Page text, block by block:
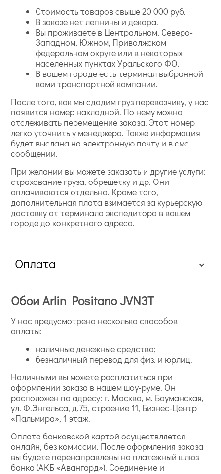
Стоимость товаров свыше 20 000 руб.
В заказе нет лепнины и декора.
Вы проживаете в Центральном, Северо-
Западном, Южном, Приволжском
федеральном округе или в некоторых
населенных пунктах Уральского ФО.
В вашем городе есть терминал выбранной
вами транспортной компании.
После того, как мы сдадим груз перевозчику, у нас
появится номер накладной. По нему можно
отслеживать перемещение заказа. Этот номер
легко уточнить у менеджера. Также информация
будет выслана на электронную почту и в смс
сообщении.
При желании вы можете заказать и другие услуги:
страхование груза, обрешетку и др. Они
оплачиваются отдельно. Кроме того,
дополнительная плата взимается за курьерскую
доставку от терминала экспедитора в вашем
городе до конкретного адреса.
Оплата
Обои Arlin Positano JVN3T
У нас предусмотрено несколько способов
оплаты:
наличные денежные средства;
безналичный перевод для физ. и юрлиц.
Наличными вы можете расплатиться при
оформлении заказа в нашем шоу-руме. Он
расположен по адресу: г. Москва, м. Бауманская,
ул. Ф.Энгельса, д.75, строение 11, Бизнес-Центр
«Пальмира», 1 этаж.
Оплата банковской картой осуществляется
онлайн, без комиссии. После оформления заказа
вы будете перенаправлены на платежный шлюз
банка (АКБ «Авангард»). Соединение и